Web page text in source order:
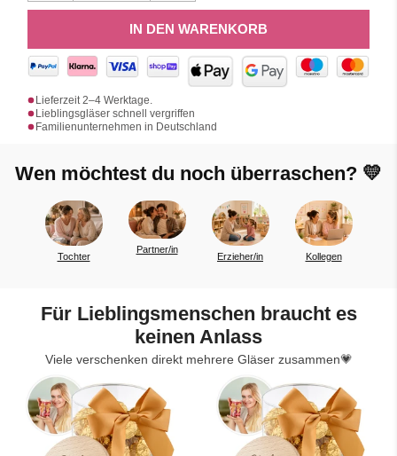
IN DEN WARENKORB
Lieferzeit 2–4 Werktage.
Lieblingsgläser schnell vergriffen
Familienunternehmen in Deutschland
Wen möchtest du noch überraschen? 💛
Tochter
Partner/in
Erzieher/in Kollegen
Für Lieblingsmenschen braucht es
keinen Anlass
Viele verschenken direkt mehrere Gläser zusammen💗